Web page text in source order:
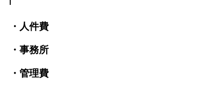
・人件費
・事務所
・管理費